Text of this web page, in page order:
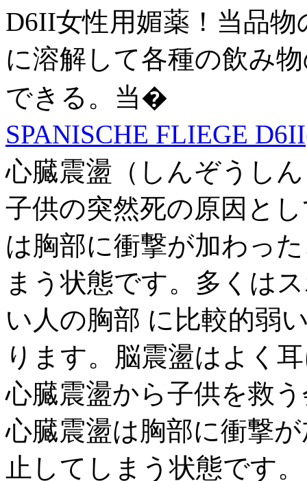
D6II女性用媚薬！当品
に溶解して各種の飲み
できる。当�
SPANISCHE FLIEGE
心臓震盪（しんぞうし
子供の突然死の原因と
は胸部に衝撃が加わっ
まう状態です。多くは
い人の胸部 に比較的弱
ります。脳震盪はよく
心臓震盪から子供を救
心臓震盪は胸部に衝撃
止してしまう状態です